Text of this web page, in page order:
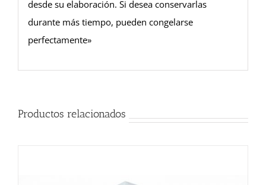
desde su elaboración. Si desea conservarlas
durante más tiempo, pueden congelarse
perfectamente»
Productos relacionados